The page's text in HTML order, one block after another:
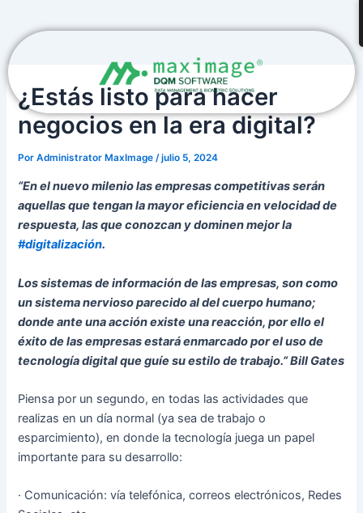
contenido
¿Estás listo para hacer
negocios en la era digital?
PorAdministrator MaxImage /julio 5, 2024
“En el nuevo milenio las empresas competitivas serán
aquellas que tengan la mayor eficiencia en velocidad de
respuesta, las que conozcan y dominen mejor la
#digitalización.
Los sistemas de información de las empresas, son como
un sistema nervioso parecido al del cuerpo humano;
donde ante una acción existe una reacción, por ello el
éxito de las empresas estará enmarcado por el uso de
tecnología digital que guíe su estilo de trabajo.” Bill Gates
Piensa por un segundo, en todas las actividades que
realizas en un día normal (ya sea de trabajo o
esparcimiento), en donde la tecnología juega un papel
importante para su desarrollo:
· Comunicación: vía telefónica, correos electrónicos, Redes
entradas